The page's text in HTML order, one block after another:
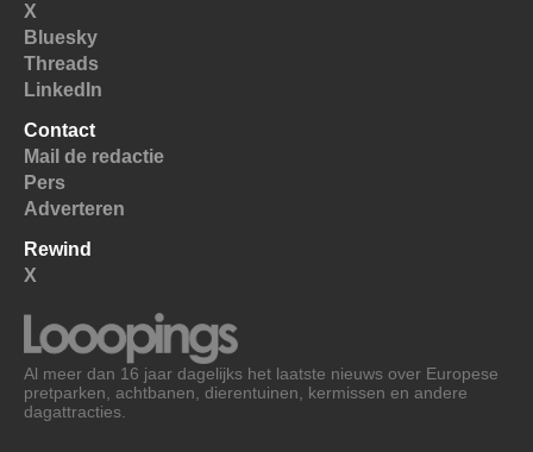
X
Bluesky
Threads
LinkedIn
Contact
Mail de redactie
Pers
Adverteren
Rewind
X
Al meer dan 16 jaar dagelijks het laatste nieuws over Europese
pretparken, achtbanen, dierentuinen, kermissen en andere
dagattracties.